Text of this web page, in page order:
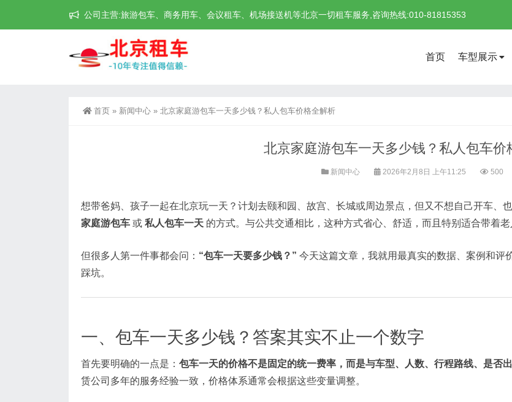
公司主营:旅游包车、商务用车、会议租车、机场接送机等北京一切租车服务,咨询热线:010-81815353
首页 车型展示
首页 » 新闻中心 » 北京家庭游包车一天多少钱？私人包车价格全解析
北京家庭游包车一天多少钱？私人包车价
新闻中心 2026年2月8日 上午11:25 500
想带爸妈、孩子一起在北京玩一天？计划去颐和园、故宫、长城或周边景点，但又不想自己开车、
家庭游包车 或 私人包车一天 的方式。与公共交通相比，这种方式省心、舒适，而且特别适合带着老
但很多人第一件事都会问： “包车一天要多少钱？” 今天这篇文章，我就用最真实的数据、案例和评
踩坑。
一、包车一天多少钱？答案其实不止一个数字
首先要明确的一点是： 包车一天的价格不是固定的统一费率，而是与车型、人数、行程路线、是否
赁公司多年的服务经验一致，价格体系通常会根据这些变量调整。